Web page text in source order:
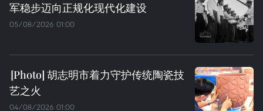
军稳步迈向正规化现代化建设
05/08/2026 01:00
胡志明市着力守护传统陶瓷技
艺之火
04/08/2026 01:00